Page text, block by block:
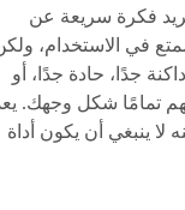
فكرة سريعة عن
في الاستخدام،
جدًا، حادة جدًا، أو
تمامًا شكل وجهك.
لا ينبغي أن يكون أداة